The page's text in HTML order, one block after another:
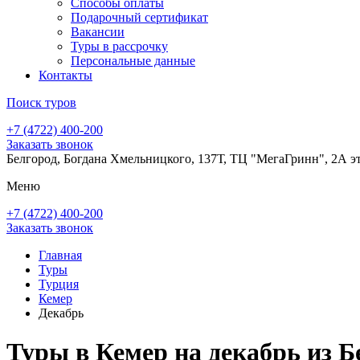
Подарочный сертификат
Вакансии
Туры в рассрочку
Персональные данные
Контакты
Поиск туров
+7 (4722) 400-200
Заказать звонок
Белгород, Богдана Хмельницкого, 137Т, ТЦ "МегаГринн", 2А
Меню
+7 (4722) 400-200
Заказать звонок
Главная
Туры
Турция
Кемер
Декабрь
Туры в Кемер на декабрь из